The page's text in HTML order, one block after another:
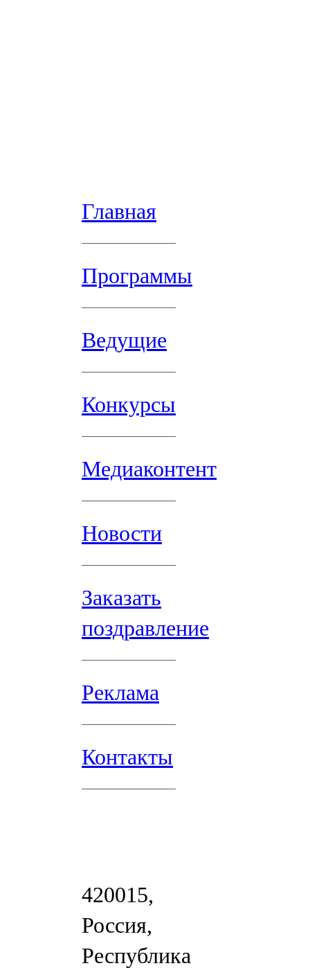
Главная
Программы
Ведущие
Конкурсы
Медиаконтент
Новости
Заказать
поздравление
Реклама
Контакты
420015,
Россия,
Республика